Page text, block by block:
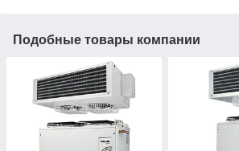
Подобные товары компании